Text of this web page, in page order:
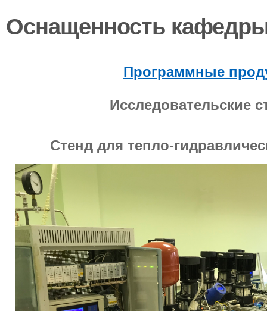
Оснащенность
Программные
Исследовательские
Стенд для тепло-